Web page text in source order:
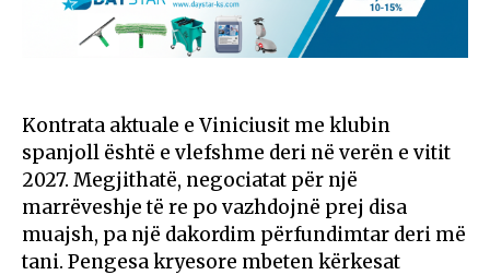
Kontrata aktuale e Viniciusit me klubin
spanjoll është e vlefshme deri në verën e vitit
2027. Megjithatë, negociatat për një
marrëveshje të re po vazhdojnë prej disa
muajsh, pa një dakordim përfundimtar deri më
tani. Pengesa kryesore mbeten kërkesat